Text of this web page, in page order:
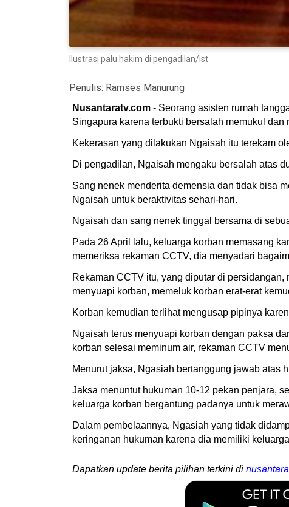
Ilustrasi palu hakim di pengadilan/ist
Penulis: Ramses Manurung
Nusantaratv.com - Seorang asisten rumah
Singapura karena terbukti bersalah memukul
Kekerasan yang dilakukan Ngaisah itu terekam
Di pengadilan, Ngaisah mengaku bersalah atas
Sang nenek menderita demensia dan tidak bisa
Ngaisah untuk beraktivitas sehari-hari.
Ngaisah dan sang nenek tinggal bersama di
Pada 26 April lalu, keluarga korban memasang
memeriksa rekaman CCTV, dia menyadari
Rekaman CCTV itu, yang diputar di
menyuapi korban, memeluk korban erat-erat
Korban kemudian terlihat mengusap pipinya
Ngaisah terus menyuapi korban dengan paksa
korban selesai meminum air, rekaman CCTV
Menurut jaksa, Ngasiah bertanggung jawab atas
Jaksa menuntut hukuman 10-12 pekan penjara,
keluarga korban bergantung padanya untuk
Dalam pembelaannya, Ngasiah yang tidak
keringanan hukuman karena dia memiliki
Dapatkan update berita pilihan terkini di